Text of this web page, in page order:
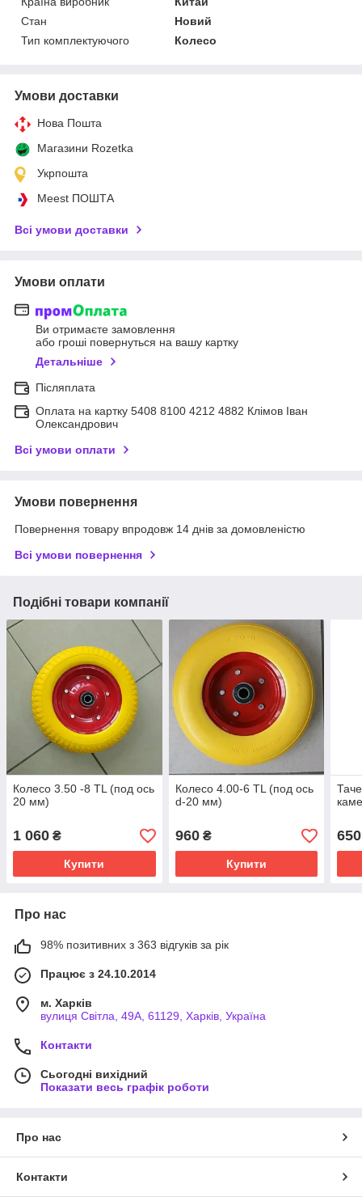
Стан
Новий
Тип комплектуючого
Колесо
Умови доставки
Нова Пошта
Магазини Rozetka
Укрпошта
Meest ПОШТА
Всі умови доставки
Умови оплати
Ви отримаєте замовлення
або гроші повернуться на вашу картку
Детальніше
Післяплата
Оплата на картку 5408 8100 4212 4882 Клімов Іван
Олександрович
Всі умови оплати
Умови повернення
Повернення товару впродовж 14 днів за домовленістю
Всі умови повернення
Подібні товари компанії
Колесо 3.50 -8 TL (под ось
20 мм)
1 060 ₴
Купити
Колесо 4.00-6 TL (под ось
d-20 мм)
960₴
Купити
650
Про нас
98% позитивних з 363 відгуків за рік
Працює з 24.10.2014
м. Харків
вулиця Світла, 49А, 61129, Харків, Україна
Контакти
Сьогодні вихідний
Показати весь графік роботи
Про нас
Контакти